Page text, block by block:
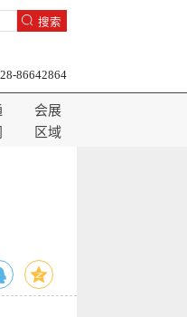
搜索
86642864
会展
区域